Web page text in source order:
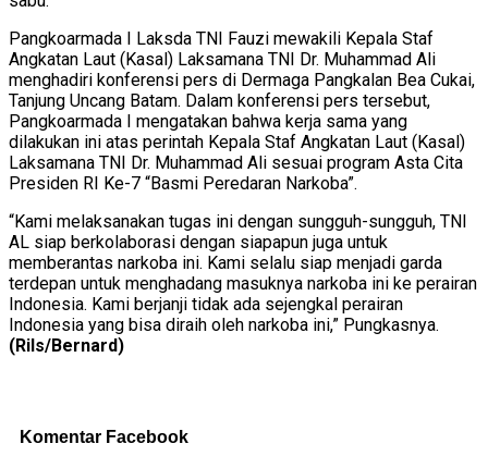
Pangkoarmada I Laksda TNI Fauzi mewakili Kepala Staf
Angkatan Laut (Kasal) Laksamana TNI Dr. Muhammad Ali
menghadiri konferensi pers di Dermaga Pangkalan Bea Cukai,
Tanjung Uncang Batam. Dalam konferensi pers tersebut,
Pangkoarmada I mengatakan bahwa kerja sama yang
dilakukan ini atas perintah Kepala Staf Angkatan Laut (Kasal)
Laksamana TNI Dr. Muhammad Ali sesuai program Asta Cita
Presiden RI Ke-7 “Basmi Peredaran Narkoba”.
“Kami melaksanakan tugas ini dengan sungguh-sungguh, TNI
AL siap berkolaborasi dengan siapapun juga untuk
memberantas narkoba ini. Kami selalu siap menjadi garda
terdepan untuk menghadang masuknya narkoba ini ke perairan
Indonesia. Kami berjanji tidak ada sejengkal perairan
Indonesia yang bisa diraih oleh narkoba ini,” Pungkasnya.
(Rils/Bernard)
Komentar Facebook